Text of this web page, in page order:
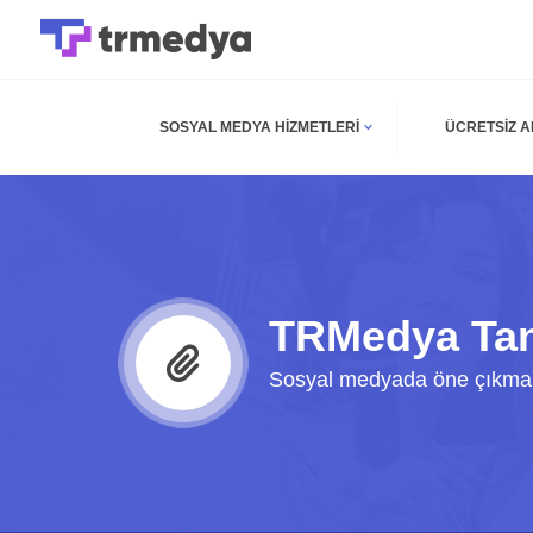
SOSYAL MEDYA HIZMETLERI ÜCRETSIZ
TRMedya
Sosyal medyada öne